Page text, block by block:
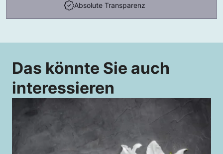
Absolute Transparenz
Das könnte Sie auch
interessieren